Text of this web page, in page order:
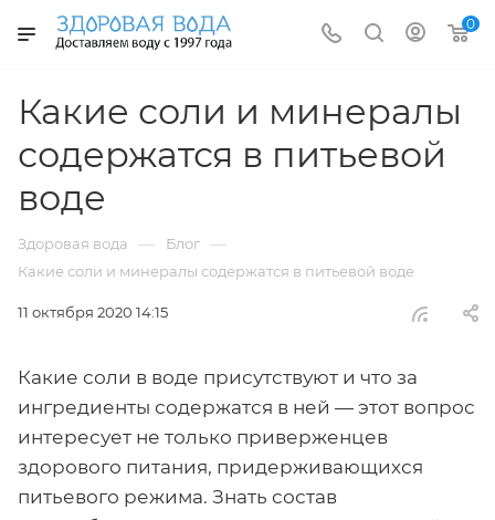
0
Какие соли и минералы
содержатся в питьевой
воде
Здоровая вода — Блог —
Какие соли и минералы содержатся в питьевой воде
11 октября 2020 14:15
Какие соли в воде присутствуют и что за
ингредиенты содержатся в ней — этот вопрос
интересует не только приверженцев
здорового питания, придерживающихся
питьевого режима. Знать состав